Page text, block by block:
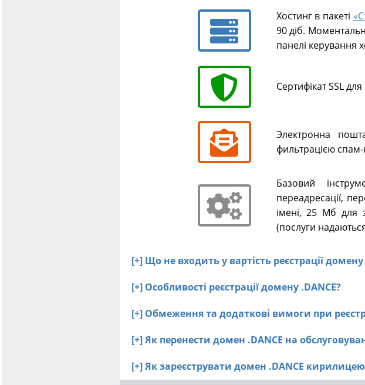
Хостинг в пакеті
90 діб.
панелі керування
Сертифікат SSL
Электронна
фильтрацією
Базовий
переадресації,
імені, 25 Мб для
(послуги
[+] Що не входить у вартість реєстрації домену
[+] Особливості реєстрації домену .DANCE?
[+] Обмеження та додаткові вимоги при
[+] Як перенести домен .DANCE на
[+] Як зареєструвати домен .DANCE